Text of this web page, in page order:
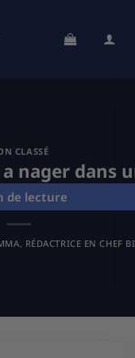
CLASSÉ
nager dans
RÉDACTRICE EN CHEF